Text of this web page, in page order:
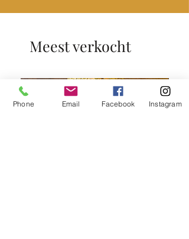
Meest verkocht
Phone Email Facebook Instagram